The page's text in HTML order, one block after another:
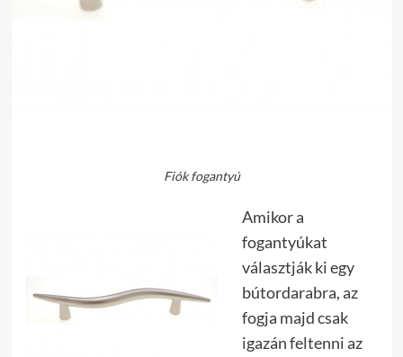
Fiók fogantyú
Amikor a
fogantyúkat
választják ki egy
bútordarabra, az
fogja majd csak
igazán feltenni az